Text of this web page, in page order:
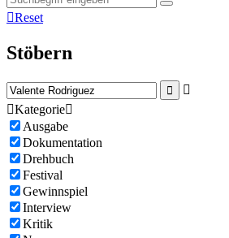
Reset
Stöbern


Kategorie
Ausgabe
Dokumentation
Drehbuch
Festival
Gewinnspiel
Interview
Kritik